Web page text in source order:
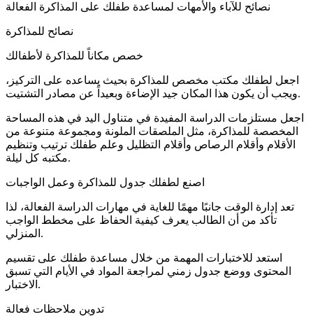
نصائح للآباء والأمهات لمساعدة طفلك على المذاكرة الفعالة
نصائح للمذاكرة
خصص مكاناً للمذاكرة لأطفالك
اجعل لطفلك مكتب مخصص للمذاكرة بحيث يساعده على التركيز،
ويجب أن يكون هذا المكان جيد الإضاءة وبعيداً عن مصادر التشتيت.
اجعل مستلزمات الدراسة المفيدة في متناول اليد في هذه المساحة
المخصصة للمذاكرة، مثل الملصقات الملونة ومجموعة متنوعة من
الأقلام وأقلام الرصاص وأقلام التظليل وعلم طفلك ترتيب وتنظيم
مكتبه كل ليلة.
اصنع لطفلك جدول للمذاكرة وعمل الواجبات
تعد إدارة الوقت جانبًا مهمًا للغاية في مهارات الدراسة الفعالة، لذا
تأكد من أن الطالب يعرف كيفية الحفاظ على مخطط الواجب
المنزلي.
استعد للاختبارات المهمة من خلال مساعدة طفلك على تقسيم
المحتوى ووضع جدول زمني لمراجعة المواد في الأيام التي تسبق
الاختبار.
تدوين ملاحظات فعالة